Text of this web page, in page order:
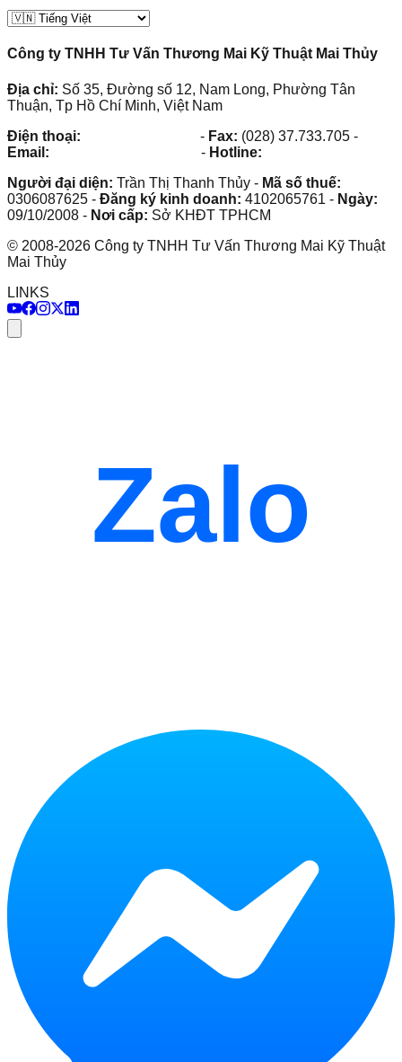
Công ty TNHH Tư Vấn Thương Mai Kỹ Thuật Mai Thủy
Địa chỉ: Số 35, Đường số 12, Nam Long, Phường Tân
Thuận, Tp Hồ Chí Minh, Việt Nam
Điện thoại:
- Fax: (028) 37.733.705 -
Email:
- Hotline:
Người đại diện: Trần Thị Thanh Thủy - Mã số thuế:
0306087625 - Đăng ký kinh doanh: 4102065761 - Ngày:
09/10/2008 - Nơi cấp: Sở KHĐT TPHCM
© 2008-2026 Công ty TNHH Tư Vấn Thương Mai Kỹ Thuật
Mai Thủy
LINKS
Zalo